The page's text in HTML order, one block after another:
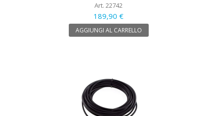
Art. 22742
189,90 €
AGGIUNGI AL CARRELLO